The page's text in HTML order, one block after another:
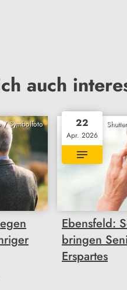
auch
/ Symbolfoto 22
Apr. 2026
Ebensfeld:
bringen
Erspartes